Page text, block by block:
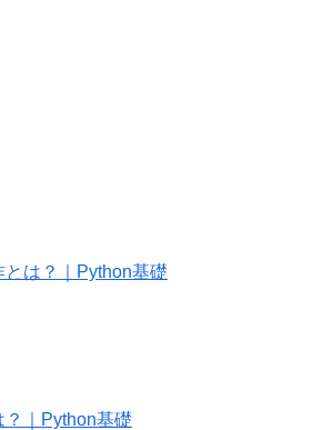
は？｜Python基礎
？｜Python基礎